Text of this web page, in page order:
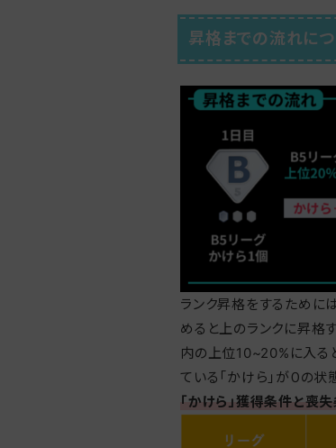
昇格までの流れに
ランク昇格をするために
めると上のランクに昇格
内の上位10~20%に入る
ている「かけら」が０の
「かけら」獲得条件と喪